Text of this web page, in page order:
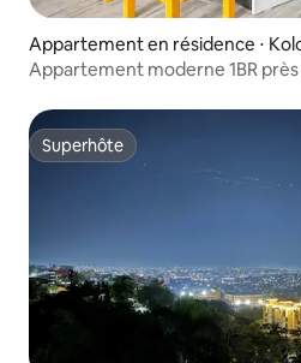
Appartement en résidence ⋅
Appartement moderne 1BR
Superhôte
Superhôte